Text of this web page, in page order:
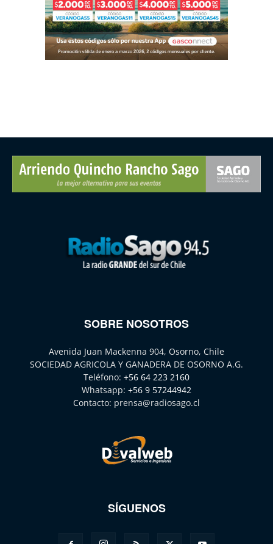
SOBRE NOSOTROS
Avenida Juan Mackenna 904, Osorno, Chile
SOCIEDAD AGRICOLA Y GANADERA DE OSORNO A.G.
Teléfono: +56 64 223 2160
Whatsapp: +56 9 57244942
Contacto: prensa@radiosago.cl
SÍGUENOS